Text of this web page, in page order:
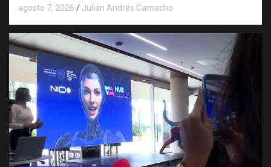
agosto 7, 2026 Julián Andrés Camacho